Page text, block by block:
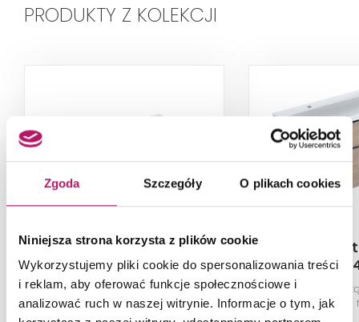
Zgoda Szczegóły O plikach cookies
Niniejsza strona korzysta z plików cookie
Wykorzystujemy pliki cookie do spersonalizowania treści
i reklam, aby oferować funkcje społecznościowe i
analizować ruch w naszej witrynie. Informacje o tym, jak
PRODUKTY Z KOLEKCJI
Geberit iCon
501.845.00.2
Umywalka meblowa, z otworem
na baterię, bez przelewu, 90 cm,
biała/KeraTect
Szafka z
cm, korpus i